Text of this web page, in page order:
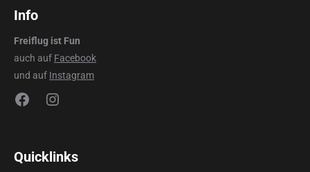
Info
Freiflug ist Fun
auch auf Facebook
und auf Instagram
FacebookInstagram
Quicklinks